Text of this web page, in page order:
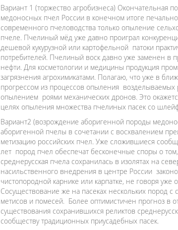
Вариант 1 (торжество агробизнеса) Окончательная
медоносных пчел России в конечном итоге
современного пчеловодства только опыление
пчеле. Пчелиный мёд уже давно проиграл
дешевой кукурузной или картофельной патоки
потребителей. Пчелиный воск давно уже заменен
нефти. Для косметологии и медицины продукция
загрязнения агрохимикатами. Полагаю, что уже в
прогрессом из процессов опыления
опылением роями механических дронов. Это
целях опыления множества пчелиных пасек со
Вариант2 (возрождение аборигенной породы
аборигенной пчелы в сочетании с восхвалением
метизацию российских пчел. Уже сложившиеся
лет пород пчел обеспечат бесконечные споры о
среднерусская пчела сохранилась в изолятах на
насильственного внедрения в центре России
чистопородной карнике или карпатке, не говоря
Сосуществование же на пасеках нескольких пород
метисов и помесей. Более оптимистичен прогноз в
существования сохранившихся реликтов
сообществу традиционных приусадебных пасек.